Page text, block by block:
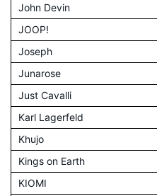
John Devin
JOOP!
Joseph
Junarose
Just Cavalli
Karl Lagerfeld
Khujo
Kings on Earth
KIOMI